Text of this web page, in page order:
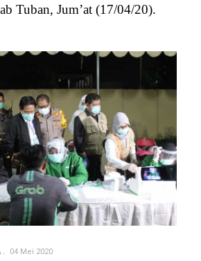
Tuban, Jum’at (17/04/20).
04 Mei 2020